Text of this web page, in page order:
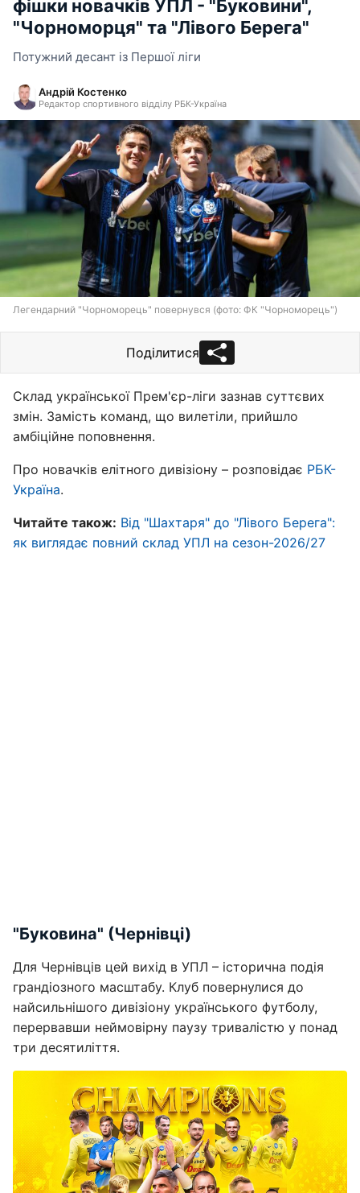
фішки новачків УПЛ - "Буковини",
"Чорноморця" та "Лівого Берега"
Потужний десант із Першої ліги
Андрій Костенко
Редактор спортивного відділу РБК-Україна
Легендарний "Чорноморець" повернувся (фото: ФК "Чорноморець")
Поділитися
Склад української Прем'єр-ліги зазнав суттєвих
змін. Замість команд, що вилетіли, прийшло
амбіційне поповнення.
Про новачків елітного дивізіону – розповідає РБК-
Україна.
Читайте також: Від "Шахтаря" до "Лівого Берега":
як виглядає повний склад УПЛ на сезон-2026/27
"Буковина" (Чернівці)
Для Чернівців цей вихід в УПЛ – історична подія
грандіозного масштабу. Клуб повернулися до
найсильнішого дивізіону українського футболу,
перервавши неймовірну паузу тривалістю у понад
три десятиліття.